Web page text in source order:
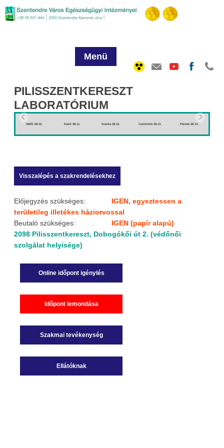
Menü
PILISSZENTKERESZT
LABORATÓRIUM
Hétfő 08.10. Kedd 08.11. Szerda 08.12. Csütörtök 08.13. Péntek 08.14.
Előjegyzés szükséges: IGEN, egyeztessen a
területileg illetékes háziorvossal
Beutaló szükséges: IGEN (papír alapú)
2098 Pilisszentkereszt, Dobogókői út 2. (védőnői
szolgálat helyisége)